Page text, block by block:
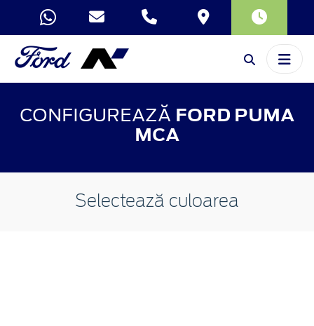
CONFIGUREAZĂ FORD PUMA
MCA
Selectează culoarea